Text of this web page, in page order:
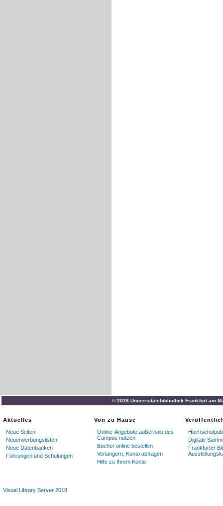
© 2026 Universitätsbibliothek Frankfurt am
Aktuelles
Neue Seiten
Neuerwerbungslisten
Neue Datenbanken
Führungen und Schulungen
Von zu Hause
Online-Angebote außerhalb des
Campus nutzen
Bücher online bestellen
Verlängern, Konto abfragen
Hilfe zu Ihrem Konto
Digitale
Frankfurter
Visual Library Server 2018